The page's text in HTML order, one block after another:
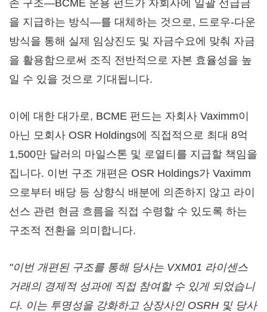
존 구조—BCME 운용 펀드가 자회사에 일괄 선급금
을 지급하는 방식—를 대체하는 것으로, 드로우-다운
방식을 통해 실제 임상진도 및 자금수요에 맞춰 자금
을 활용함으로써 조직 전반적으로 자본 효율성을 높
일 수 있을 것으로 기대됩니다.
이에 대한 대가로, BCME 펀드는 자회사 Vaximm이
아닌 모회사 OSR Holdings에 직접적으로 최대 8억
1,500만 달러의 마일스톤 및 로열티를 지급할 책임을
집니다. 이번 구조 개편은 OSR Holdings가 Vaximm
으로부터 배당 등 상향식 배분에 의존하지 않고 라이
선스 관련 현금 흐름을 직접 수령할 수 있도록 하는
구조적 전환을 의미합니다.
"이번 개편된 구조를 통해 당사는 VXM01 라이센스
거래의 경제적 성과에 직접 참여할 수 있게 되었습니
다. 이는 투명성을 강화하고 상장사인 OSRH 및 당사